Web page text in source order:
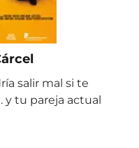
salir mal si te
y tu pareja actual